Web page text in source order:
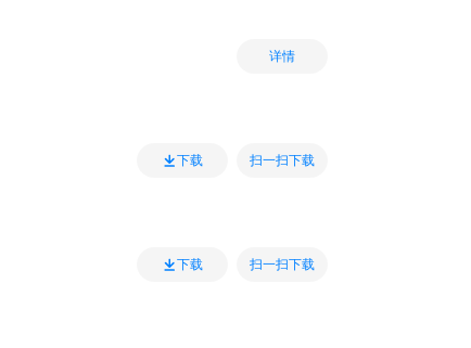
详情
下载 扫一扫下载
下载 扫一扫下载